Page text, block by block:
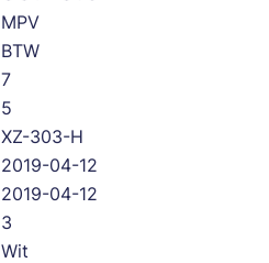
MPV
BTW
7
5
XZ-303-H
2019-04-12
2019-04-12
3
Wit